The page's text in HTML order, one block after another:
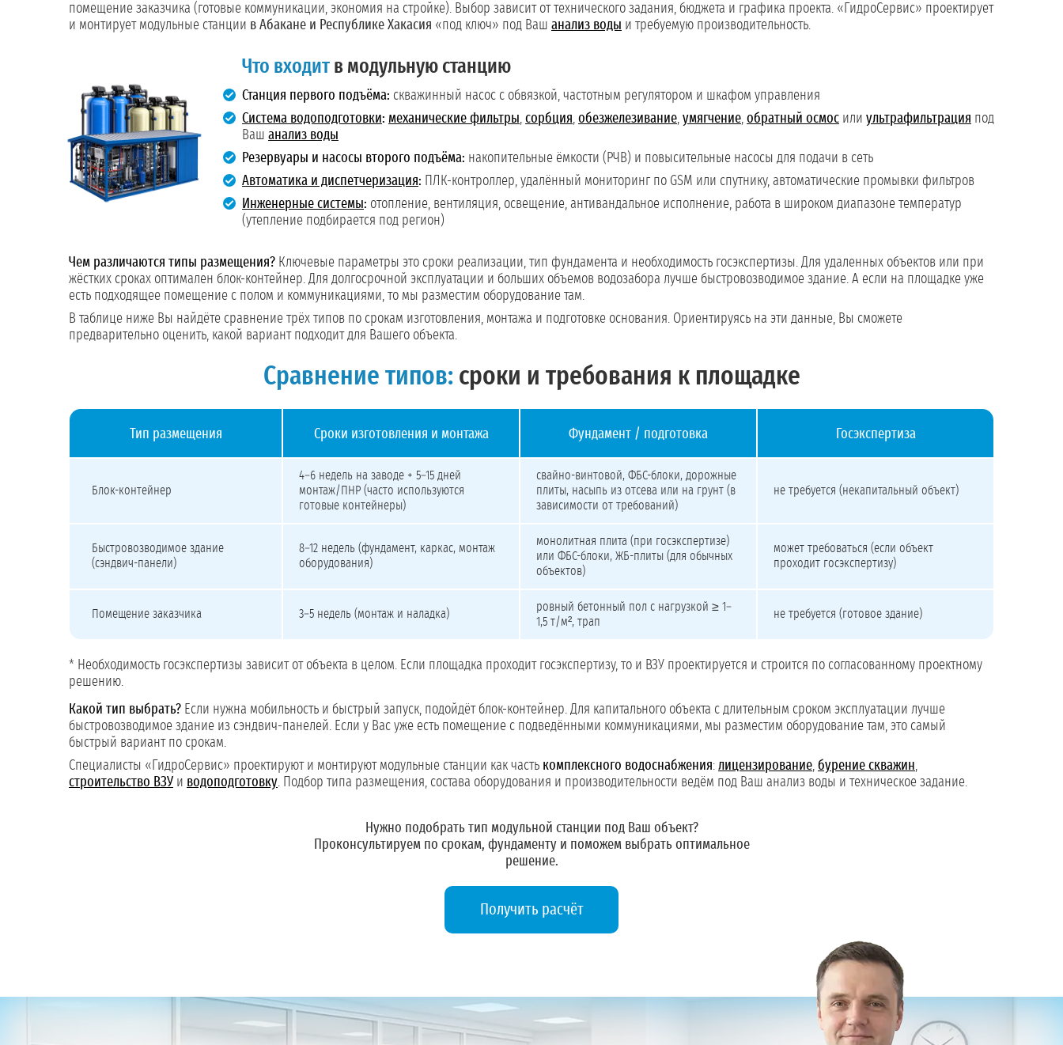
помещение заказчика (готовые коммуникации, экономия на стройке). Выбор зависит от технического задания, бюджета и графика проекта. «ГидроСервис» проектирует
и монтирует модульные станции в Абакане и Республике Хакасия «под ключ» под Ваш анализ воды и требуемую производительность.
Что входит в модульную станцию
Станция первого подъёма: скважинный насос с обвязкой, частотным регулятором и шкафом управления
Система водоподготовки: механические фильтры, сорбция, обезжелезивание, умягчение, обратный осмос или ультрафильтрация под
Ваш анализ воды
Резервуары и насосы второго подъёма: накопительные ёмкости (РЧВ) и повысительные насосы для подачи в сеть
Автоматика и диспетчеризация: ПЛК-контроллер, удалённый мониторинг по GSM или спутнику, автоматические промывки фильтров
Инженерные системы: отопление, вентиляция, освещение, антивандальное исполнение, работа в широком диапазоне температур
(утепление подбирается под регион)
Чем различаются типы размещения? Ключевые параметры это сроки реализации, тип фундамента и необходимость госэкспертизы. Для удаленных объектов или при
жёстких сроках оптимален блок-контейнер. Для долгосрочной эксплуатации и больших объемов водозабора лучше быстровозводимое здание. А если на площадке уже
есть подходящее помещение с полом и коммуникациями, то мы разместим оборудование там.
В таблице ниже Вы найдёте сравнение трёх типов по срокам изготовления, монтажа и подготовке основания. Ориентируясь на эти данные, Вы сможете
предварительно оценить, какой вариант подходит для Вашего объекта.
Сравнение типов:сроки и требования к площадке
Тип размещения Сроки изготовления и монтажа Фундамент / подготовка Госэкспертиза
Блок-контейнер
4–6 недель на заводе + 5–15 дней
монтаж/ПНР (часто используются
готовые контейнеры)
свайно-винтовой, ФБС-блоки, дорожные
плиты, насыпь из отсева или на грунт (в
зависимости от требований)
не требуется (некапитальный объект)
Быстровозводимое здание
(сэндвич-панели)
8–12 недель (фундамент, каркас, монтаж
оборудования)
монолитная плита (при госэкспертизе)
или ФБС-блоки, ЖБ-плиты (для обычных
объектов)
может требоваться (если объект
проходит госэкспертизу)
Помещение заказчика 3–5 недель (монтаж и наладка)
ровный бетонный пол с нагрузкой ≥ 1–
1,5 т/м², трап
не требуется (готовое здание)
* Необходимость госэкспертизы зависит от объекта в целом. Если площадка проходит госэкспертизу, то и ВЗУ проектируется и строится по согласованному проектному
решению.
Какой тип выбрать? Если нужна мобильность и быстрый запуск, подойдёт блок-контейнер. Для капитального объекта с длительным сроком эксплуатации лучше
быстровозводимое здание из сэндвич-панелей. Если у Вас уже есть помещение с подведёнными коммуникациями, мы разместим оборудование там, это самый
быстрый вариант по срокам.
Специалисты «ГидроСервис» проектируют и монтируют модульные станции как часть комплексного водоснабжения: лицензирование, бурение скважин,
строительство ВЗУ и водоподготовку. Подбор типа размещения, состава оборудования и производительности ведём под Ваш анализ воды и техническое задание.
Нужно подобрать тип модульной станции под Ваш объект?
Проконсультируем по срокам, фундаменту и поможем выбрать оптимальное
решение.
Получить расчёт